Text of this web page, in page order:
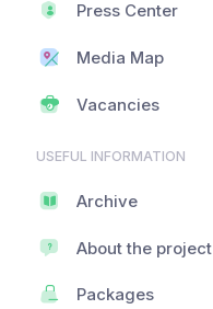
Press Center
Media Map
Vacancies
USEFUL INFORMATION
Archive
About the project
Packages